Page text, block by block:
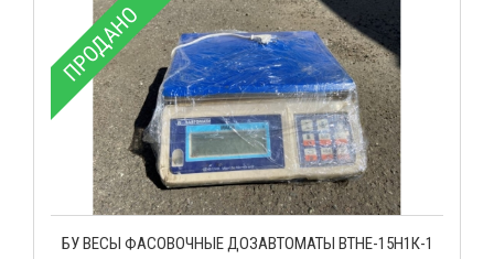
ПРОДАНО
БУ ВЕСЫ ФАСОВОЧНЫЕ ДОЗАВТОМАТЫ ВТНЕ-15Н1К-1